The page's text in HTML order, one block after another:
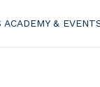
ACADEMY &